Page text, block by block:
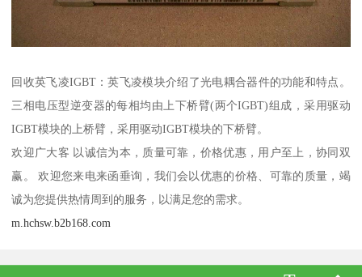
回收英飞凌IGBT：英飞凌模块介绍了光电耦合器件的功能和特点。
三相电压型逆变器的每相均由上下桥臂(两个IGBT)组成，采用驱动
IGBT模块的上桥臂，采用驱动IGBT模块的下桥臂。
欢迎广大客 以诚信为本，质量可靠，价格优惠，用户至上，协同双
赢。 欢迎您来电来函垂询，我们会以优惠的价格、可靠的质量，竭
诚为您提供热情周到的服务，以满足您的需求。
m.hchsw.b2b168.com